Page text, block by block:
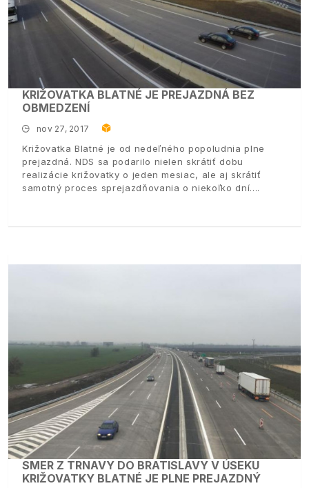
KRIŽOVATKA BLATNÉ JE PREJAZDNÁ BEZ
OBMEDZENÍ
nov 27, 2017
Križovatka Blatné je od nedeľného popoludnia plne
prejazdná. NDS sa podarilo nielen skrátiť dobu
realizácie križovatky o jeden mesiac, ale aj skrátiť
samotný proces sprejazdňovania o niekoľko dní.
SMER Z TRNAVY DO BRATISLAVY V ÚSEKU
KRIŽOVATKY BLATNÉ JE PLNE PREJAZDNÝ